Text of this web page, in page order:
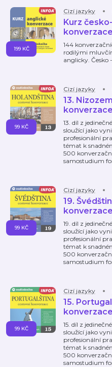
Cizí jazyky
Kurz
konverzace
144
rodilými
anglicky. Česko
199 KČ
Cizí jazyky
13.
konverzace
13. díl z
sloužící jako
profesionální
témat k
500
samostudium
99 KČ
Cizí jazyky
19.
konverzace
19. díl z
sloužící jako
profesionální
témat k
500
samostudium
99 KČ
Cizí jazyky
15.
konverzace
15. díl z
sloužící jako
profesionální
témat k
500
samostudium
99 KČ